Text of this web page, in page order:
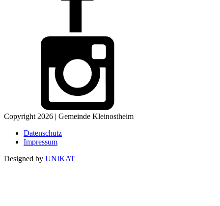
Copyright 2026 | Gemeinde Kleinostheim
Datenschutz
Impressum
Designed by UNIKAT